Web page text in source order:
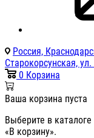
Россия,
Старокорсунская,
0 Корзина
Ваша корзина пуста
Выберите в
«В корзину».